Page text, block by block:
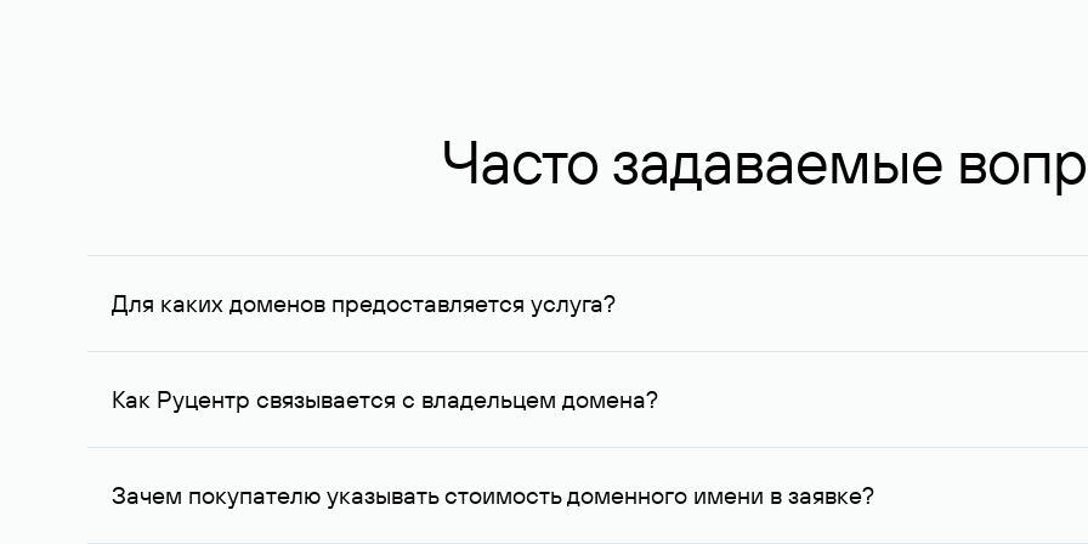
Часто задаваемые
Для каких доменов предоставляется услуга?
Услуга доступна для доменов, зарегистрированных в Руцентре и у других регистраторов. Для доменов,
Как Руцентр связывается с владельцем домена?
Для связи с владельцем домена используются его контактные данные, доступные Руцентру.
Зачем покупателю указывать стоимость доменного имени в заявке?